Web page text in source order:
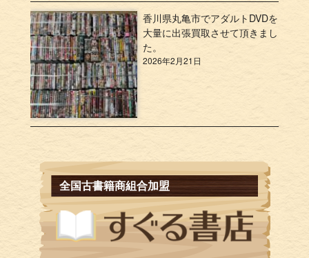
香川県丸亀市でアダルトDVDを
大量に出張買取させて頂きまし
た。
2026年2月21日
全国古書籍商組合加盟